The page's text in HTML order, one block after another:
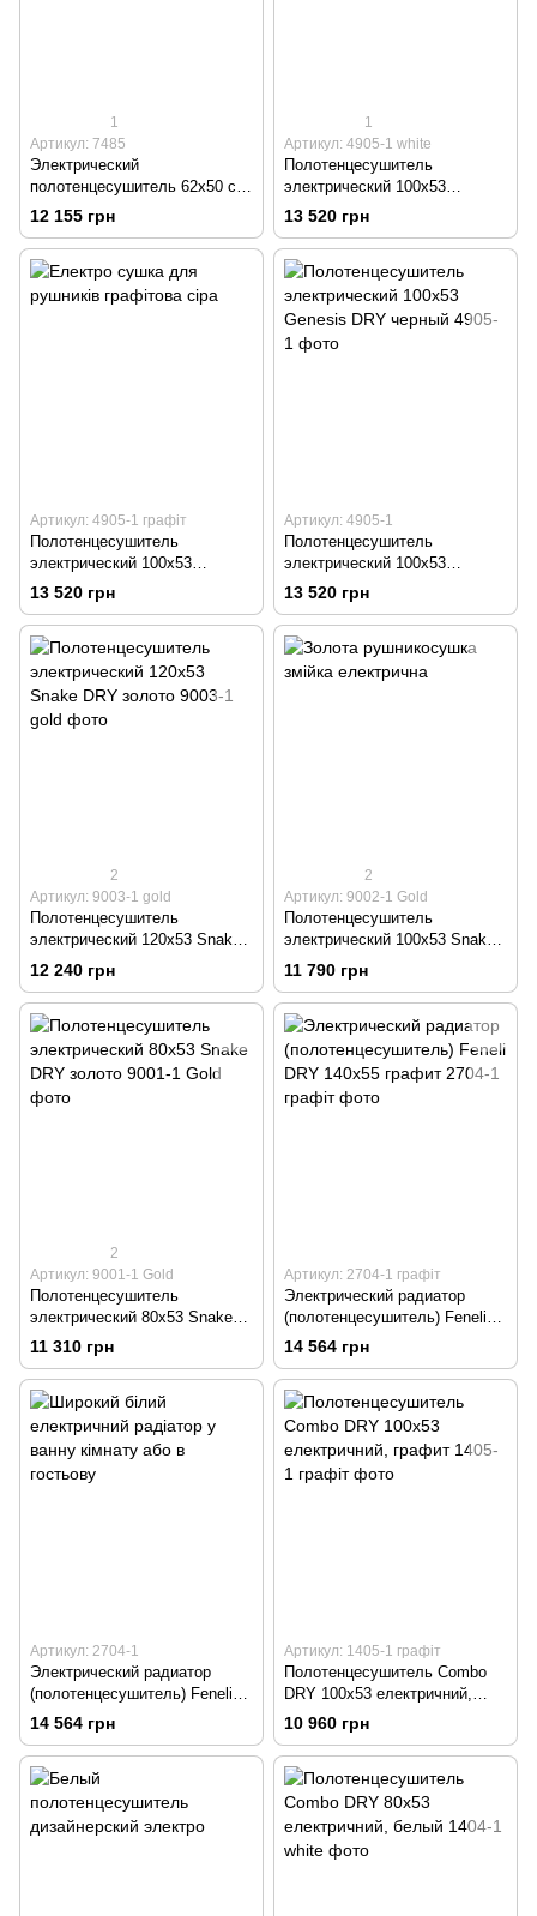
1
Артикул: 7485
Электрический
полотенцесушитель 62х50 см
с полкой Матовое Золото
12 155 грн
1
Артикул: 4905-1 white
Полотенцесушитель
электрический 100х53
Genesis DRY белый
13 520 грн
Артикул: 4905-1 графіт
Полотенцесушитель
электрический 100х53
Genesis DRY графит
13 520 грн
Артикул: 4905-1
Полотенцесушитель
электрический 100х53
Genesis DRY черный
13 520 грн
2
Артикул: 9003-1 gold
Полотенцесушитель
электрический 120х53 Snake
DRY золото
12 240 грн
2
Артикул: 9002-1 Gold
Полотенцесушитель
электрический 100х53 Snake
DRY золото
11 790 грн
2
Артикул: 9001-1 Gold
Полотенцесушитель
электрический 80х53 Snake
DRY золото
11 310 грн
Артикул: 2704-1 графіт
Электрический радиатор
(полотенцесушитель) Feneli
DRY 140х55 графит
14 564 грн
Артикул: 2704-1
Электрический радиатор
(полотенцесушитель) Feneli
DRY 140х55 белый
14 564 грн
Артикул: 1405-1 графіт
Полотенцесушитель Combo
DRY 100х53 електричний,
графит
10 960 грн